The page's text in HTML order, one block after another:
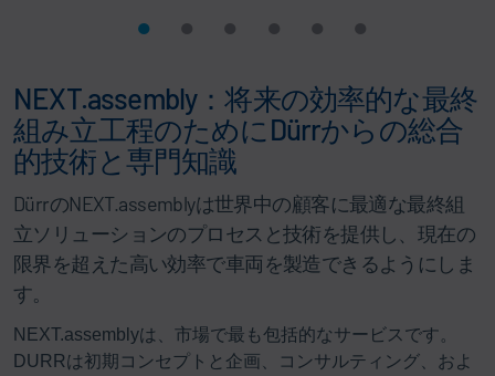
NEXT.assembly：将来の効率的な最終
組み立工程のためにDürrからの総合
的技術と専門知識
DürrのNEXT.assemblyは世界中の顧客に最適な最終組
立ソリューションのプロセスと技術を提供し、現在の
限界を超えた高い効率で車両を製造できるようにしま
す。
NEXT.assemblyは、市場で最も包括的なサービスです。
DURRは初期コンセプトと企画、コンサルティング、およ